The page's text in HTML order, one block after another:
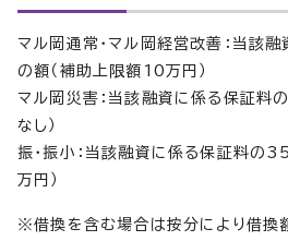
マル岡通常・マル岡経営改善：当該
の額（補助上限額10万円）
マル岡災害：当該融資に係る保証料
なし）
振・振小：当該融資に係る保証料の
万円）
※借換を含む場合は按分により借換